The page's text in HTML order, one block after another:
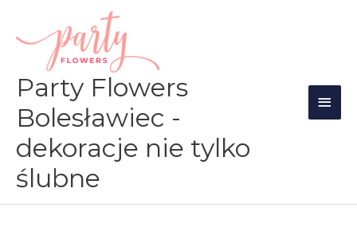
treści
Party Flowers
Bolesławiec -
dekoracje nie tylko
ślubne